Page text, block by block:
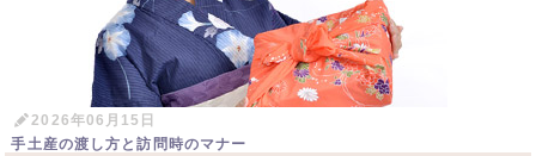
2026年06月15日
手土産の渡し方と訪問時のマナー